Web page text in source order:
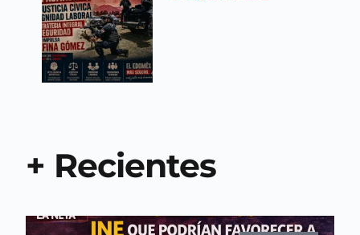
+ Recientes